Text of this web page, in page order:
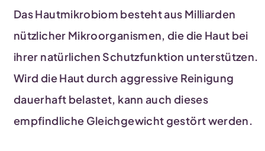
Das Hautmikrobiom besteht aus Milliarden
nützlicher Mikroorganismen, die die Haut bei
ihrer natürlichen Schutzfunktion unterstützen.
Wird die Haut durch aggressive Reinigung
dauerhaft belastet, kann auch dieses
empfindliche Gleichgewicht gestört werden.